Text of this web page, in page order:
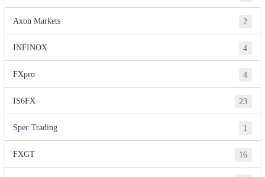
Axon Markets 2
INFINOX 4
FXpro 4
IS6FX 23
Spec Trading 1
FXGT 16